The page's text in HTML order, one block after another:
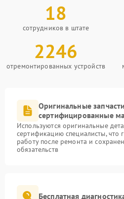
18
сотрудников в штате
2246
отремонтированных устройств
Оригинальные
сертифицированные
Используются оригинальные
сертификацию специалисты, что
работу после ремонта и
обязательств
Бесплатная